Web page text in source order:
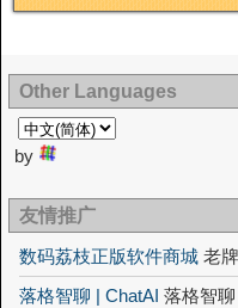
Other Languages
by
友情推广
数码荔枝正版软件商城 老
落格智聊 | ChatAI 落格智